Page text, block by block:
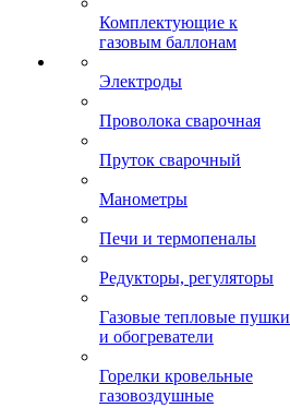
Комплектующие к
газовым баллонам
Электроды
Проволока сварочная
Пруток сварочный
Манометры
Печи и термопеналы
Редукторы, регуляторы
Газовые тепловые пушки
и обогреватели
Горелки кровельные
газовоздушные